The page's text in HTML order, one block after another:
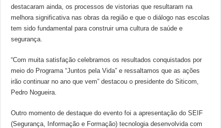
destacaram ainda, os processos de vistorias que resultaram na
melhora significativa nas obras da região e que o diálogo nas escolas
tem sido fundamental para construir uma cultura de saúde e
segurança.
“Com muita satisfação celebramos os resultados conquistados por
meio do Programa “Juntos pela Vida” e ressaltamos que as ações
irão continuar no ano que vem” destacou o presidente do Siticom,
Pedro Nogueira.
Outro momento de destaque do evento foi a apresentação do SEIF
(Segurança, Informação e Formação) tecnologia desenvolvida com